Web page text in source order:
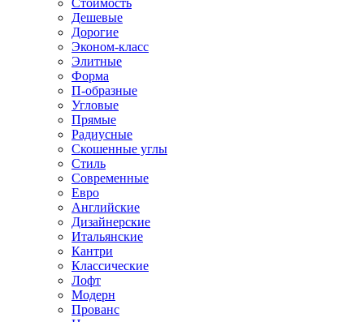
Стоимость
Дешевые
Дорогие
Эконом-класс
Элитные
Форма
П-образные
Угловые
Прямые
Радиусные
Скошенные углы
Стиль
Современные
Евро
Английские
Дизайнерские
Итальянские
Кантри
Классические
Лофт
Модерн
Прованс